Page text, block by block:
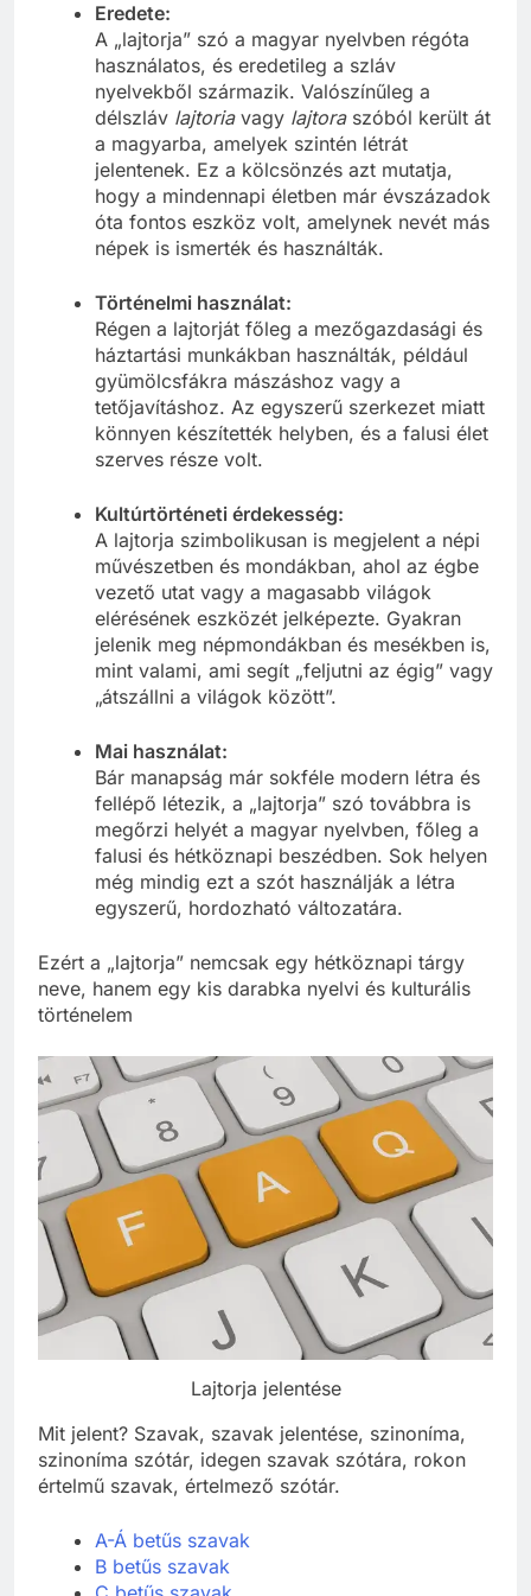
Eredete:
A „lajtorja” szó a magyar nyelvben régóta
használatos, és eredetileg a szláv
nyelvekből származik. Valószínűleg a
délszláv lajtoriavagy lajtoraszóból került át
a magyarba, amelyek szintén létrát
jelentenek. Ez a kölcsönzés azt mutatja,
hogy a mindennapi életben már évszázadok
óta fontos eszköz volt, amelynek nevét más
népek is ismerték és használták.
Történelmi használat:
Régen a lajtorját főleg a mezőgazdasági és
háztartási munkákban használták, például
gyümölcsfákra mászáshoz vagy a
tetőjavításhoz. Az egyszerű szerkezet miatt
könnyen készítették helyben, és a falusi élet
szerves része volt.
Kultúrtörténeti érdekesség:
A lajtorja szimbolikusan is megjelent a népi
művészetben és mondákban, ahol az égbe
vezető utat vagy a magasabb világok
elérésének eszközét jelképezte. Gyakran
jelenik meg népmondákban és mesékben is,
mint valami, ami segít „feljutni az égig” vagy
„átszállni a világok között”.
Mai használat:
Bár manapság már sokféle modern létra és
fellépő létezik, a „lajtorja” szó továbbra is
megőrzi helyét a magyar nyelvben, főleg a
falusi és hétköznapi beszédben. Sok helyen
még mindig ezt a szót használják a létra
egyszerű, hordozható változatára.
Ezért a „lajtorja” nemcsak egy hétköznapi tárgy
neve, hanem egy kis darabka nyelvi és kulturális
történelem
Lajtorja jelentése
Mit jelent? Szavak, szavak jelentése, szinoníma,
szinoníma szótár, idegen szavak szótára, rokon
értelmű szavak, értelmező szótár.
A-Á betűs szavak
B betűs szavak